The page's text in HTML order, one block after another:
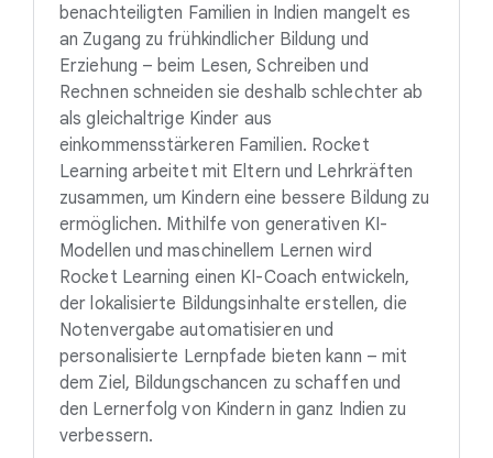
benachteiligten Familien in Indien mangelt es
an Zugang zu frühkindlicher Bildung und
Erziehung – beim Lesen, Schreiben und
Rechnen schneiden sie deshalb schlechter ab
als gleichaltrige Kinder aus
einkommensstärkeren Familien. Rocket
Learning arbeitet mit Eltern und Lehrkräften
zusammen, um Kindern eine bessere Bildung zu
ermöglichen. Mithilfe von generativen KI-
Modellen und maschinellem Lernen wird
Rocket Learning einen KI-Coach entwickeln,
der lokalisierte Bildungsinhalte erstellen, die
Notenvergabe automatisieren und
personalisierte Lernpfade bieten kann – mit
dem Ziel, Bildungschancen zu schaffen und
den Lernerfolg von Kindern in ganz Indien zu
verbessern.